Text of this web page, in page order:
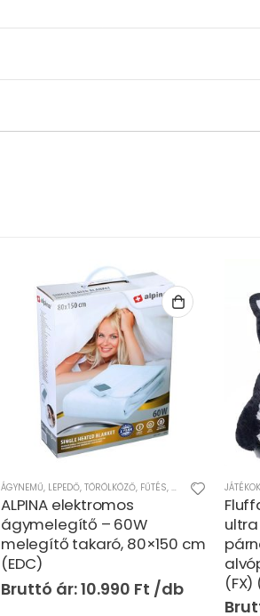
ÁGYNEMŰ, LEPEDŐ, TÖRÖLKÖZŐ, FŰTÉS, HŰTÉS ,OTTHON
ALPINA elektromos
ágymelegítő – 60W
melegítő takaró, 80×150 cm
(EDC)
10.990 Ft
JÁTÉKOK
(FX)